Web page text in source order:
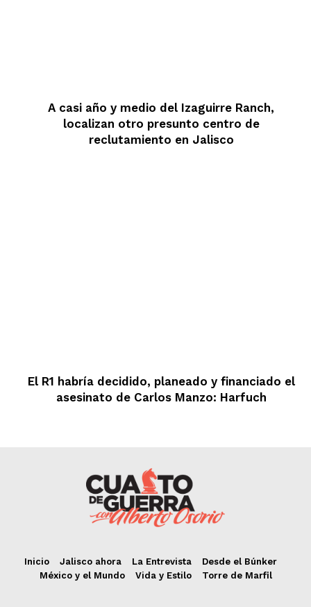
A casi año y medio del Izaguirre Ranch,
localizan otro presunto centro de
reclutamiento en Jalisco
El R1 habría decidido, planeado y financiado el
asesinato de Carlos Manzo: Harfuch
Inicio Jalisco ahora La Entrevista
Desde el Búnker
México y el Mundo
Vida y Estilo Torre de Marfil